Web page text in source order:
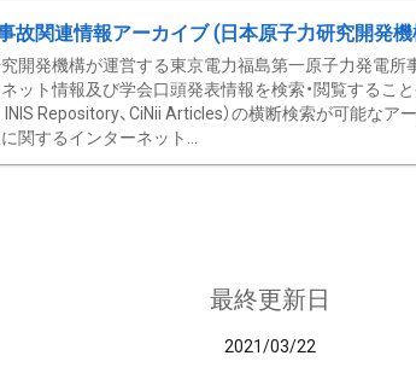
故関連情報アーカイブ (日本原子力研究開発
開発機構が運営する東京電力福島第一原子力発電所
ット情報及び学会口頭発表情報を検索・閲覧すること
INIS Repository、CiNii Articles）の横断検索が可能な
関するインターネット...
最終更新日
2021/03/22